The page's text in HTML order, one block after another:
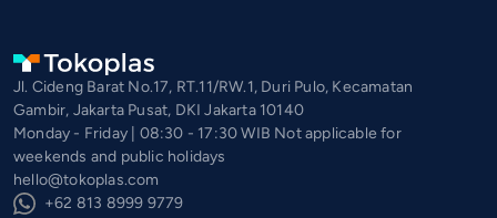
Jl. Cideng Barat No.17, RT.11/RW.1, Duri Pulo, Kecamatan
Gambir, Jakarta Pusat, DKI Jakarta 10140
Monday - Friday | 08:30 - 17:30 WIB Not applicable for
weekends and public holidays
hello@tokoplas.com
+62 813 8999 9779